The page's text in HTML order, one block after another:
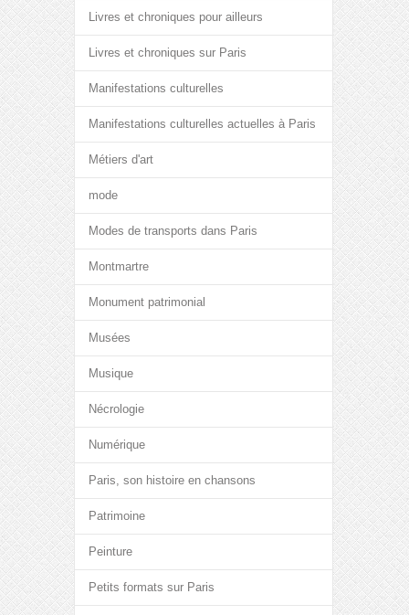
Livres et chroniques pour ailleurs
Livres et chroniques sur Paris
Manifestations culturelles
Manifestations culturelles actuelles à Paris
Métiers d'art
mode
Modes de transports dans Paris
Montmartre
Monument patrimonial
Musées
Musique
Nécrologie
Numérique
Paris, son histoire en chansons
Patrimoine
Peinture
Petits formats sur Paris